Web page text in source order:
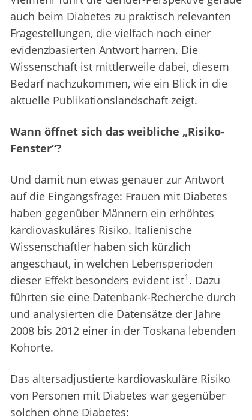
auch beim Diabetes zu praktisch relevanten
Fragestellungen, die vielfach noch einer
evidenzbasierten Antwort harren. Die
Wissenschaft ist mittlerweile dabei, diesem
Bedarf nachzukommen, wie ein Blick in die
aktuelle Publikationslandschaft zeigt.
Wann öffnet sich das weibliche „Risiko-
Fenster“?
Und damit nun etwas genauer zur Antwort
auf die Eingangsfrage: Frauen mit Diabetes
haben gegenüber Männern ein erhöhtes
kardiovaskuläres Risiko. Italienische
Wissenschaftler haben sich kürzlich
angeschaut, in welchen Lebensperioden
dieser Effekt besonders evident ist1 . Dazu
führten sie eine Datenbank-Recherche durch
und analysierten die Datensätze der Jahre
2008 bis 2012 einer in der Toskana lebenden
Kohorte.
Das altersadjustierte kardiovaskuläre Risiko
von Personen mit Diabetes war gegenüber
solchen ohne Diabetes: